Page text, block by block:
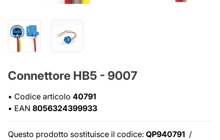
Connettore HB5 - 9007
• Codice articolo 40791
• EAN 8056324399933
Questo prodotto sostituisce il codice: QP940791 /